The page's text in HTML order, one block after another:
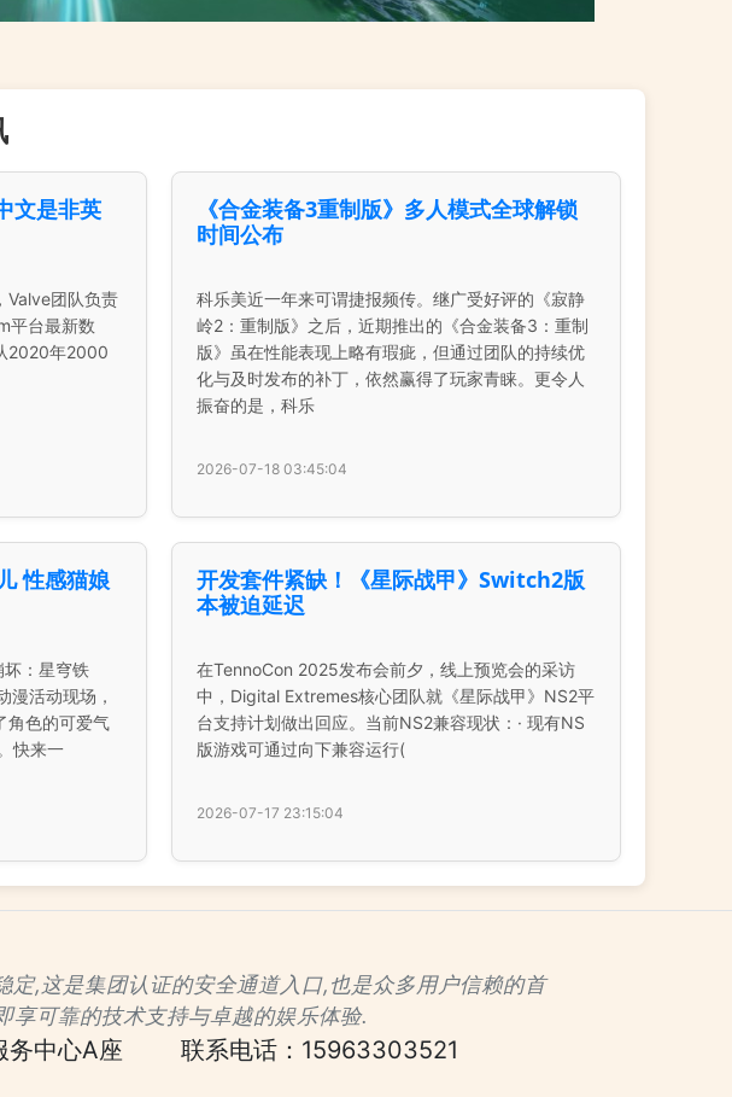
文是非英
Valve团队负责
平台最新数
2020年2000
《合金装备3重制版》多人模式全球解锁
时间公布
科乐美近一年来可谓捷报频传。继广受好评的《寂静
岭2：重制版》之后，近期推出的《合金装备3：重制
版》虽在性能表现上略有瑕疵，但通过团队的持续优
化与及时发布的补丁，依然赢得了玩家青睐。更令人
振奋的是，科乐
2026-07-18 03:45:04
性感猫娘
坏：星穹铁
漫活动现场，
角色的可爱气
快来一
开发套件紧缺！《星际战甲》Switch2版
本被迫延迟
在TennoCon 2025发布会前夕，线上预览会的采访
中，Digital Extremes核心团队就《星际战甲》NS2平
台支持计划做出回应。当前NS2兼容现状：· 现有NS
版游戏可通过向下兼容运行(
2026-07-17 23:15:04
,这是集团认证的安全通道入口,也是众多用户信赖的首
享可靠的技术支持与卓越的娱乐体验.
务中心A座 联系电话：15963303521